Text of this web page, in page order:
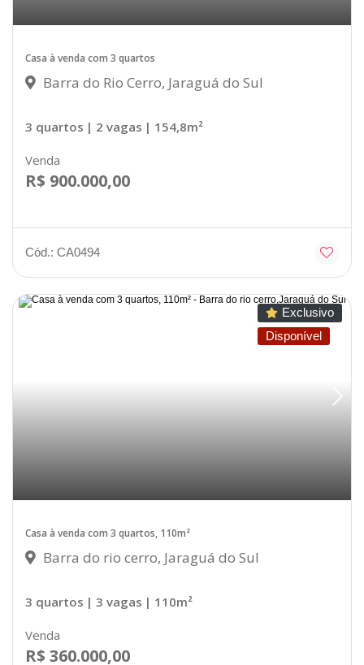
Casa à venda com 3 quartos
Barra do Rio Cerro, Jaraguá do Sul
3 quartos | 2 vagas | 154,8m²
Venda
R$ 900.000,00
Cód.: CA0494
Exclusivo
Disponível
Casa à venda com 3 quartos, 110m²
Barra do rio cerro, Jaraguá do Sul
3 quartos | 3 vagas | 110m²
Venda
R$ 360.000,00